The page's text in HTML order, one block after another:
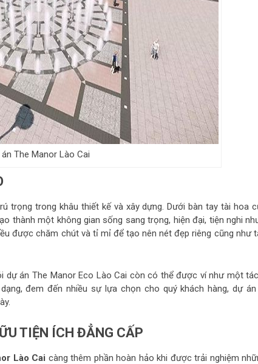
án The Manor Lào Cai
trọng trong khâu thiết kế và xây dựng. Dưới bàn tay tài hoa
thành một không gian sống sang trọng, hiện đại, tiện nghi
được chăm chút và tỉ mỉ để tạo nên nét đẹp riêng cũng như
án The Manor Eco Lào Cai còn có thể được ví như một
đem đến nhiều sự lựa chọn cho quý khách hàng, dự án
TIỆN ÍCH ĐẲNG CẤP
Lào Cai càng thêm phần hoàn hảo khi được trải nghiệm